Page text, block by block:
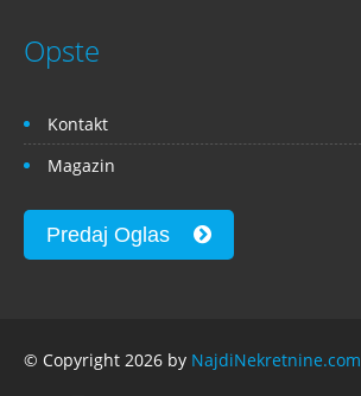
Opste
Kontakt
Magazin
Predaj Oglas
© Copyright 2026 by NajdiNekretnine.com